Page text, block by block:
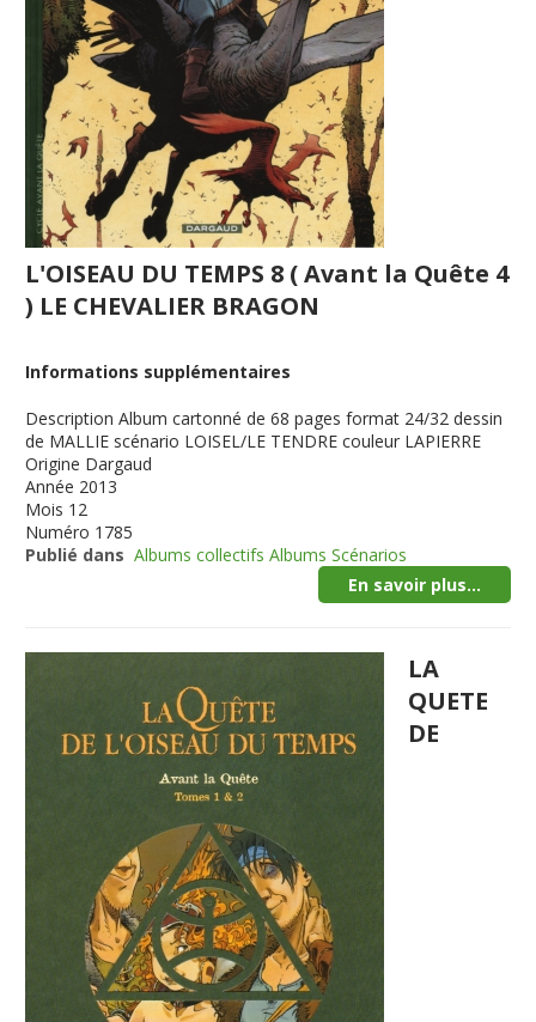
L'OISEAU DU TEMPS 8 ( Avant la Quête 4
) LE CHEVALIER BRAGON
Informations supplémentaires
Description Album cartonné de 68 pages format 24/32 dessin
de MALLIE scénario LOISEL/LE TENDRE couleur LAPIERRE
Origine Dargaud
Année 2013
Mois 12
Numéro 1785
Publié dans Albums collectifs Albums Scénarios
En savoir plus...
LA
QUETE
DE